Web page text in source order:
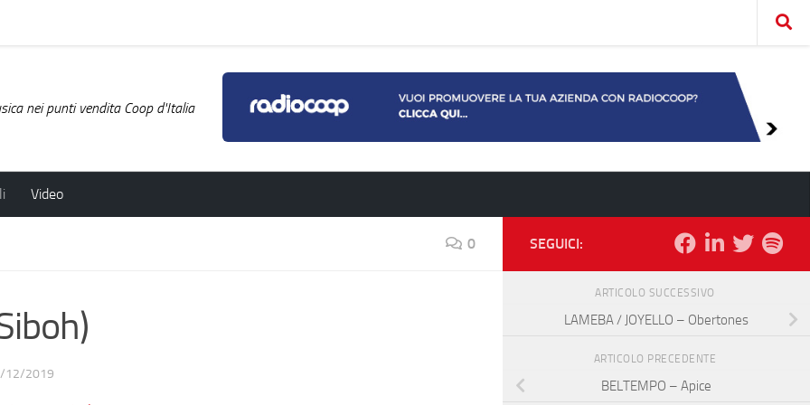
nei punti vendita Coop d'Italia
Video
0
12/2019
SEGUICI:
ARTICOLO SUCCESSIVO
LAMEBA / JOYELLO – Obertones
ARTICOLO PRECEDENTE
BELTEMPO – Apice